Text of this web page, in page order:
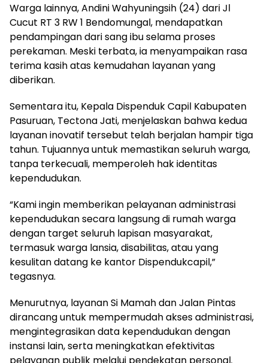
Warga lainnya, Andini Wahyuningsih (24) dari Jl
Cucut RT 3 RW 1 Bendomungal, mendapatkan
pendampingan dari sang ibu selama proses
perekaman. Meski terbata, ia menyampaikan rasa
terima kasih atas kemudahan layanan yang
diberikan.
Sementara itu, Kepala Dispenduk Capil Kabupaten
Pasuruan, Tectona Jati, menjelaskan bahwa kedua
layanan inovatif tersebut telah berjalan hampir tiga
tahun. Tujuannya untuk memastikan seluruh warga,
tanpa terkecuali, memperoleh hak identitas
kependudukan.
“Kami ingin memberikan pelayanan administrasi
kependudukan secara langsung di rumah warga
dengan target seluruh lapisan masyarakat,
termasuk warga lansia, disabilitas, atau yang
kesulitan datang ke kantor Dispendukcapil,”
tegasnya.
Menurutnya, layanan Si Mamah dan Jalan Pintas
dirancang untuk mempermudah akses administrasi,
mengintegrasikan data kependudukan dengan
instansi lain, serta meningkatkan efektivitas
pelayanan publik melalui pendekatan personal.